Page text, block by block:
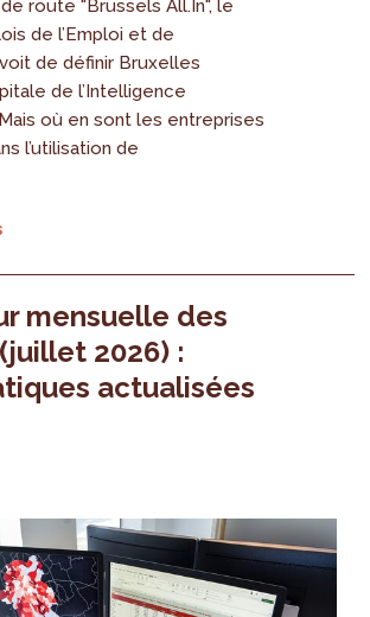
route "Brussels All.In", le
de l’Emploi et de
de définir Bruxelles
de l’Intelligence
où en sont les entreprises
l’utilisation de
mensuelle des
2026) :
actualisées